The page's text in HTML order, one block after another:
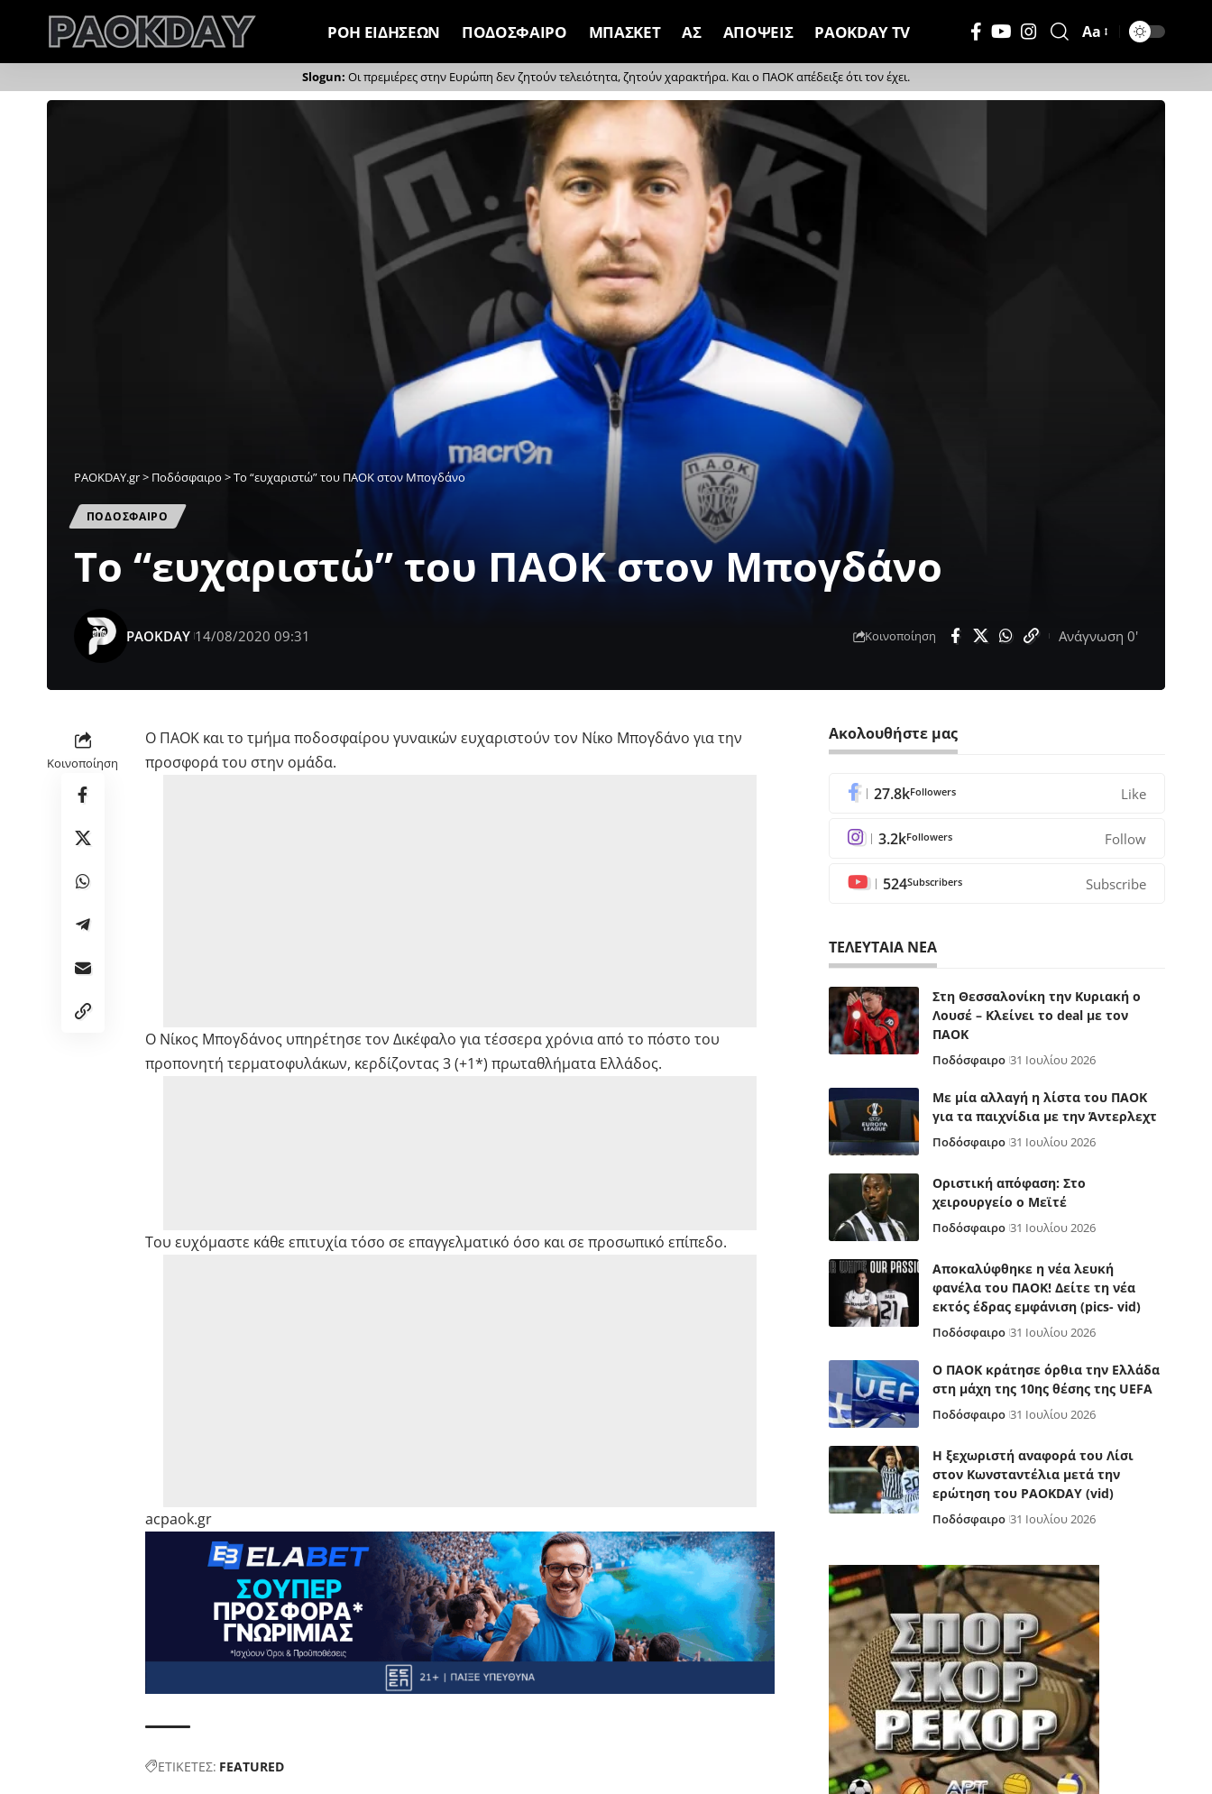
ΡΟΗ ΕΙΔΗΣΕΩΝ ΠΟΔΟΣΦΑΙΡΟ ΜΠΑΣΚΕΤ ΑΣ ΑΠΟΨΕΙΣ PAOKDAY TV
Μέγεθος
Γραμματοσειράς
Aa
Οι πρεμιέρες στην Ευρώπη δεν ζητούν τελειότητα, ζητούν χαρακτήρα. Και ο ΠΑΟΚ απέδειξε ότι τον έχει.
PAOKDAY.gr> Ποδόσφαιρο >To “ευχαριστώ” του ΠΑΟΚ στον Μπογδάνο
ΠΟΔΟΣΦΑΙΡΟ
To “ευχαριστώ” του ΠΑΟΚ στον Μπογδάνο
PAOKDAY 14/08/2020 09:31 Κοινοποίηση Ανάγνωση 0'
Κοινοποίηση
Ο ΠΑΟΚ και το τμήμα ποδοσφαίρου γυναικών ευχαριστούν τον Νίκο Μπογδάνο για την
προσφορά του στην ομάδα.
Ο Νίκος Μπογδάνος υπηρέτησε τον Δικέφαλο για τέσσερα χρόνια από το πόστο του
προπονητή τερματοφυλάκων, κερδίζοντας 3 (+1*) πρωταθλήματα Ελλάδος.
Του ευχόμαστε κάθε επιτυχία τόσο σε επαγγελματικό όσο και σε προσωπικό επίπεδο.
acpaok.gr
ΕΤΙΚΕΤΕΣ: FEATURED
Ακολουθήστε μας
27.8kFollowers Like
3.2kFollowers Follow
524Subscribers Subscribe
ΤΕΛΕΥΤΑΙΑ ΝΕΑ
Στη Θεσσαλονίκη την Κυριακή ο
Λουσέ – Κλείνει το deal με τον
ΠΑΟΚ
Ποδόσφαιρο 31 Ιουλίου 2026
Με μία αλλαγή η λίστα του ΠΑΟΚ
για τα παιχνίδια με την Άντερλεχτ
Ποδόσφαιρο 31 Ιουλίου 2026
Οριστική απόφαση: Στο
χειρουργείο ο Μεϊτέ
Ποδόσφαιρο 31 Ιουλίου 2026
Αποκαλύφθηκε η νέα λευκή
φανέλα του ΠΑΟΚ! Δείτε τη νέα
εκτός έδρας εμφάνιση (pics- vid)
Ποδόσφαιρο 31 Ιουλίου 2026
Ο ΠΑΟΚ κράτησε όρθια την Ελλάδα
στη μάχη της 10ης θέσης της UEFA
Ποδόσφαιρο 31 Ιουλίου 2026
Η ξεχωριστή αναφορά του Λίσι
στον Κωνσταντέλια μετά την
ερώτηση του PAOKDAY (vid)
Ποδόσφαιρο 31 Ιουλίου 2026